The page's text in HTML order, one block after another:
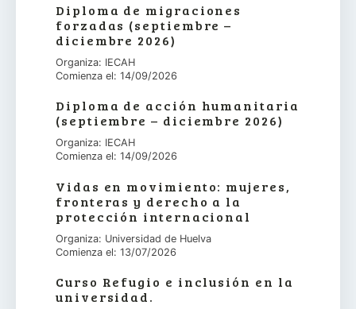
Diploma de migraciones
forzadas (septiembre –
diciembre 2026)
Organiza: IECAH
Comienza el: 14/09/2026
Diploma de acción humanitaria
(septiembre – diciembre 2026)
Organiza: IECAH
Comienza el: 14/09/2026
Vidas en movimiento: mujeres,
fronteras y derecho a la
protección internacional
Organiza: Universidad de Huelva
Comienza el: 13/07/2026
Curso Refugio e inclusión en la
universidad.